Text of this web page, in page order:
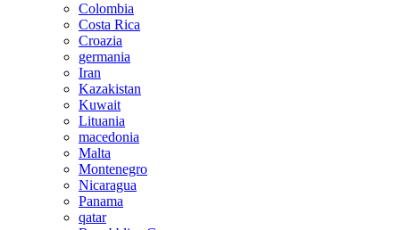
Colombia
Costa Rica
Croazia
germania
Iran
Kazakistan
Kuwait
Lituania
macedonia
Malta
Montenegro
Nicaragua
Panama
qatar